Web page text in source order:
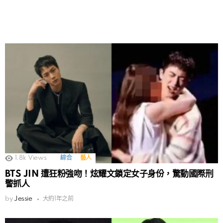
1.8k Views 綜合 藝人
BTS JIN 遭狂粉強吻！炫耀文鎖定女子身份，驚動國際刑
警抓人
by Jessie 大約1年之前